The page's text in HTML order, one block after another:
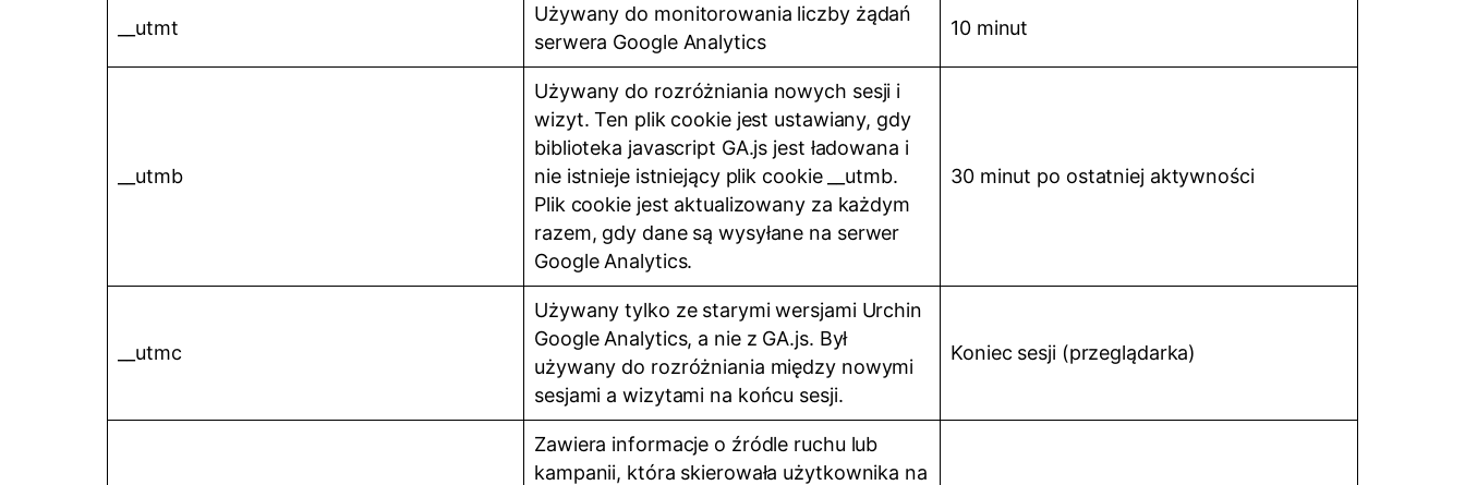
__utmt
Używany do monitorowania liczby żądań
serwera Google Analytics
10 minut
__utmb
Używany do rozróżniania nowych sesji i
wizyt. Ten plik cookie jest ustawiany, gdy
biblioteka javascript GA.js jest ładowana i
nie istnieje istniejący plik cookie __utmb.
Plik cookie jest aktualizowany za każdym
razem, gdy dane są wysyłane na serwer
Google Analytics.
30 minut po ostatniej aktywności
__utmc
Używany tylko ze starymi wersjami Urchin
Google Analytics, a nie z GA.js. Był
używany do rozróżniania między nowymi
sesjami a wizytami na końcu sesji.
Koniec sesji (przeglądarka)
Zawiera informacje o źródle ruchu lub
kampanii, która skierowała użytkownika na